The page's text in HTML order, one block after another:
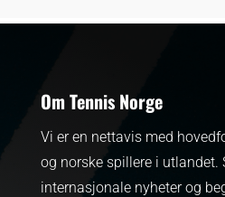
Om Tennis Norge
Vi er en nettavis med
og norske spillere i utlandet.
internasjonale nyheter og